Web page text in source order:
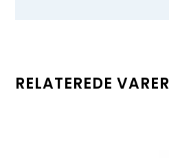
RELATEREDE VARER